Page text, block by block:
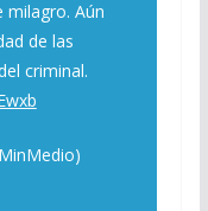
milagro. Aún
de las
criminal.